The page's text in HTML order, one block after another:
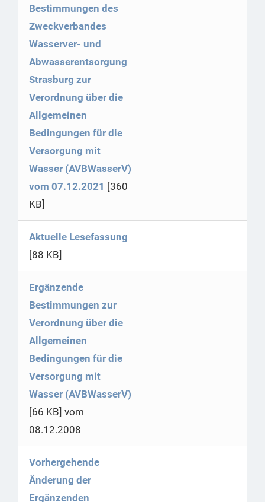
Bestimmungen des
Zweckverbandes
Wasserver- und
Abwasserentsorgung
Strasburg zur
Verordnung über die
Allgemeinen
Bedingungen für die
Versorgung mit
Wasser (AVBWasserV)
vom 07.12.2021 [360
KB]
Aktuelle Lesefassung
[88 KB]
Ergänzende
Bestimmungen zur
Verordnung über die
Allgemeinen
Bedingungen für die
Versorgung mit
Wasser (AVBWasserV)
[66 KB] vom
08.12.2008
Vorhergehende
Änderung der
Ergänzenden